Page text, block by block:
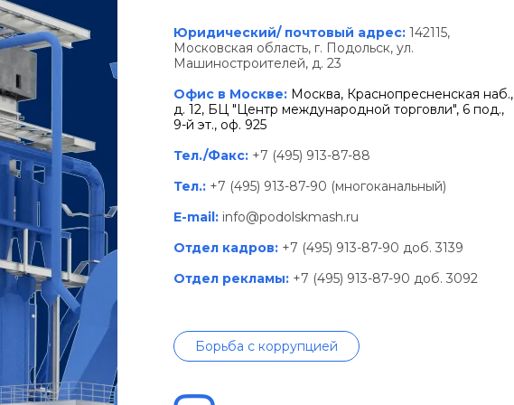
Юридический/ почтовый адрес: 142115,
Московская область, г. Подольск, ул.
Машиностроителей, д. 23
Офис в Москве: Москва, Краснопресненская наб.,
д. 12, БЦ "Центр международной торговли", 6 под.,
9-й эт., оф. 925
Тел./Факс: +7 (495) 913-87-88
Тел.: +7 (495) 913-87-90 (многоканальный)
E-mail: info@podolskmash.ru
Отдел кадров: +7 (495) 913-87-90 доб. 3139
Отдел рекламы: +7 (495) 913-87-90 доб. 3092
Борьба с коррупцией